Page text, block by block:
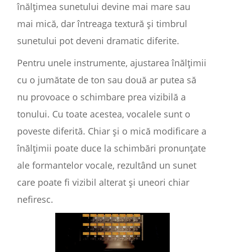
înălțimea sunetului devine mai mare sau
mai mică, dar întreaga textură și timbrul
sunetului pot deveni dramatic diferite.
Pentru unele instrumente, ajustarea înălțimii
cu o jumătate de ton sau două ar putea să
nu provoace o schimbare prea vizibilă a
tonului. Cu toate acestea, vocalele sunt o
poveste diferită. Chiar și o mică modificare a
înălțimii poate duce la schimbări pronunțate
ale formantelor vocale, rezultând un sunet
care poate fi vizibil alterat și uneori chiar
nefiresc.